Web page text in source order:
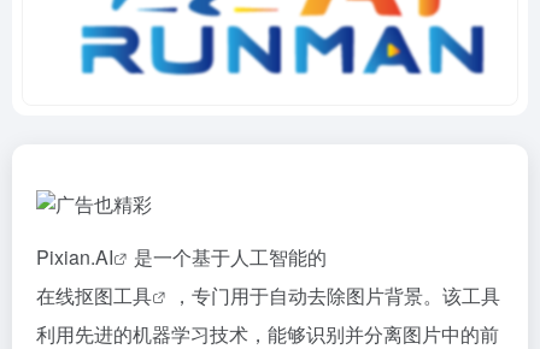
Pixian.AI
是一个基于人工智能的
在线抠图工具
，专门用于自动去除图片背景。该工具
利用先进的机器学习技术，能够识别并分离图片中的前